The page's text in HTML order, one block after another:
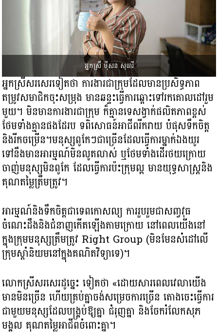
អ្នកស្រី ម៉ីសន សុធារី
អ្នកស្រីសរសេរទៀតថា ការងារជាក្រុមដែលមានប្រសិទ្ធភាព
តម្រូវសមាជិកចុះសម្រុង មាន​ឆន្ទះធ្វើការឆ្ពោះទៅរកគោលដៅរួម
មួយ។ មិនមាន​​ការងារ​ជាក្រុម ក៏គ្មាន​ទេសង្វាក់ផលិតភាពខ្ពស់
ថែមទាំង​គ្មានផងដែរប ទពិសោធន៍អាជីពរីករាយ បំផុសទឹកចិត្ត​
និងរីកចម្រើន។មនុស្សពូកែៗជាច្រើន​ដែលធ្វើការម្នាក់ឯងយូរ
ទៅនឹងមាន​អារម្មណ៍​មិនលូតលាស់ ឬថែមទាំងដើរថយក្រោយ
ចាញ់មនុស្សមិនពូកែ ដែលធ្វើការ​ប៉ះក្រុមល្អ មានយុទ្ធសាស្ត្រនិង
គុណតម្លៃត្រឹមត្រូវ។
អារម្មណ៍និងទឹកចិត្តជាទេពកោសល្យ ការរួបរួមជាសពា្វវុធ
ចំណេះដឹងនិងជំនាញ​កើតឡើងតាមក្រោយ នៅពេលយើងនៅ
ក្នុងក្រុមមនុស្ស​ត្រឹមត្រូវ Right Group (មិនមែនសំដៅលើ​
ក្រុមស្តាំនិយមនៅក្នុងគណិតវិទ្យាទេ)។
លោកស្រីសរសេរដូច្នេះ ទៀតថា «ដោយសារពេលវេលា​យើង
មាន​មិនច្រើន ​ហើយគ្រប់គ្នា​ចង់សម្រេចការច្រើន តោងចេះ​ធ្វើការ​
ជាមួយ​មនុស្ស​ដែលបង្គ្រប់ឱ្យគ្នា ជំរុញគ្នា និងចែករំលែក​សុភ
មង្គល​ គុណតម្លៃអាជីព​​ចំពោះគ្នា។